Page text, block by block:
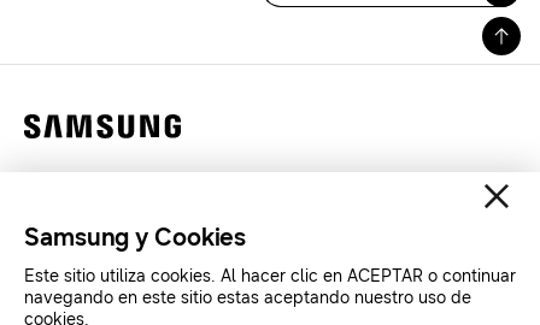
Legales
SAMSUNG.COM
Samsung y Cookies
Este sitio utiliza cookies. Al hacer clic en ACEPTAR o continuar
navegando en este sitio estas aceptando nuestro uso de
cookies.